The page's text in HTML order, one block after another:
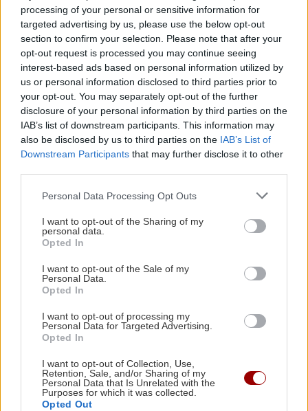
processing of your personal or sensitive information for
targeted advertising by us, please use the below opt-out
section to confirm your selection. Please note that after your
opt-out request is processed you may continue seeing
interest-based ads based on personal information utilized by
us or personal information disclosed to third parties prior to
your opt-out. You may separately opt-out of the further
disclosure of your personal information by third parties on the
IAB’s list of downstream participants. This information may
also be disclosed by us to third parties on the IAB’s List of
Downstream Participants that may further disclose it to other
Personal Data Processing Opt Outs
I want to opt-out of the Sharing of my
personal data.
Opted In
I want to opt-out of the Sale of my
Personal Data.
Opted In
I want to opt-out of processing my
Personal Data for Targeted Advertising.
Opted In
I want to opt-out of Collection, Use,
Retention, Sale, and/or Sharing of my
Personal Data that Is Unrelated with the
Purposes for which it was collected.
Opted Out
Η Ισπανία απειλεί με αντίποινα κατά της
Ιταλίας στον απόηχο της επιβολής των
συνοριακών ελέγχων
20:24
BUSINESS
Με τη MINOAN LINES, το ταξίδι έχει γεύση —
και τιμές που εκπλήσσουν
20:22
ΕΛΛΑΔΑ
Κολυδάς: Η χαρουπιά ως βασικό είδος
αποκατάστασης των οικοσυστημάτων μετά τις
GOSSIP - LIFESTYLE
Ο Γιάννης Τσιμιτσέλης φέρνει την απόλυτη
ανατροπή με το «The Quiz With Balls» στον
ΚΡΗΤΗ
Ηράκλειο: Σοβαρή καταγγελία - Τουρίστας
φέρεται να ζήτησε «τιμή» για ανήλικη
Η Ελένη Βουλγαράκη διαψεύδει τον
χωρισμό της με τον Φώτη Ιωαννίδη
ΠΟΛΙΤΙΣΜΟΣ
Ιστορική πρωτιά στην Επίδαυρο: Οι
«Τρωάδες» προσβάσιμες σε άτομα με
ΚΡΗΤΗ
επίδομα σε περισσότερους από 1.600
φοιτητές του Πανεπιστημίου Κρήτης